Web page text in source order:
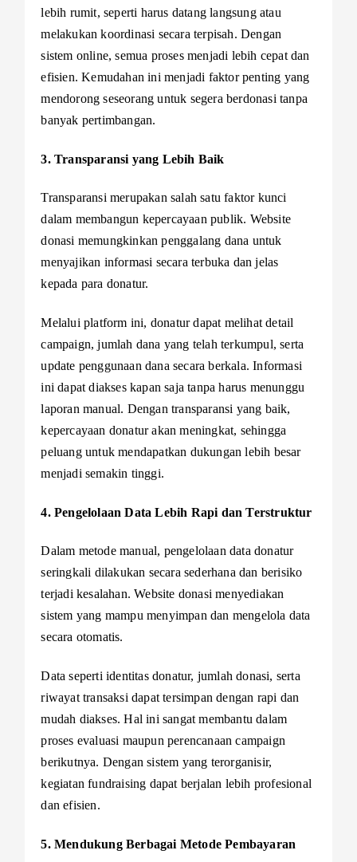
lebih rumit, seperti harus datang langsung atau
melakukan koordinasi secara terpisah. Dengan
sistem online, semua proses menjadi lebih cepat dan
efisien. Kemudahan ini menjadi faktor penting yang
mendorong seseorang untuk segera berdonasi tanpa
banyak pertimbangan.
3. Transparansi yang Lebih Baik
Transparansi merupakan salah satu faktor kunci
dalam membangun kepercayaan publik. Website
donasi memungkinkan penggalang dana untuk
menyajikan informasi secara terbuka dan jelas
kepada para donatur.
Melalui platform ini, donatur dapat melihat detail
campaign, jumlah dana yang telah terkumpul, serta
update penggunaan dana secara berkala. Informasi
ini dapat diakses kapan saja tanpa harus menunggu
laporan manual. Dengan transparansi yang baik,
kepercayaan donatur akan meningkat, sehingga
peluang untuk mendapatkan dukungan lebih besar
menjadi semakin tinggi.
4. Pengelolaan Data Lebih Rapi dan Terstruktur
Dalam metode manual, pengelolaan data donatur
seringkali dilakukan secara sederhana dan berisiko
terjadi kesalahan. Website donasi menyediakan
sistem yang mampu menyimpan dan mengelola data
secara otomatis.
Data seperti identitas donatur, jumlah donasi, serta
riwayat transaksi dapat tersimpan dengan rapi dan
mudah diakses. Hal ini sangat membantu dalam
proses evaluasi maupun perencanaan campaign
berikutnya. Dengan sistem yang terorganisir,
kegiatan fundraising dapat berjalan lebih profesional
dan efisien.
5. Mendukung Berbagai Metode Pembayaran